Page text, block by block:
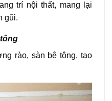
trí nội thất, mang lại
gũi.
rào, sàn bê tông, tạo